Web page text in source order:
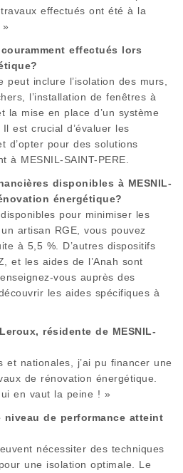
effectués ont été à la
effectués lors
peut inclure l’isolation des murs,
l’installation de fenêtres à
la mise en place d’un système
est crucial d’évaluer les
d’opter pour des solutions
à MESNIL-SAINT-PERE
disponibles à MESNIL-
énergétique?
pour minimiser les
artisan RGE, vous pouvez
à 5,5 %. D’autres dispositifs
et les aides de l’Anah sont
vous auprès des
les aides spécifiques à
résidente de MESNIL-
et nationales, j’ai pu financer une
de rénovation énergétique.
en vaut la peine ! »
niveau de performance atteint
nécessiter des techniques
une isolation optimale. Le